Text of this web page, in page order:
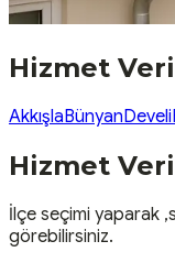
Hizmet
AkkışlaBünyanDeveli
Hizmet
İlçe seçimi yaparak
görebilirsiniz.